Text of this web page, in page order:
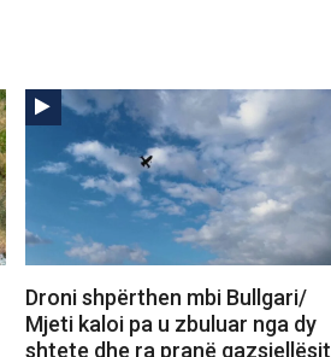
Droni shpërthen mbi Bullgari/
Mjeti kaloi pa u zbuluar nga dy
shtete dhe ra pranë gazsjellësit